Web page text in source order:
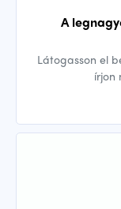
A
Látogasson el
írjon